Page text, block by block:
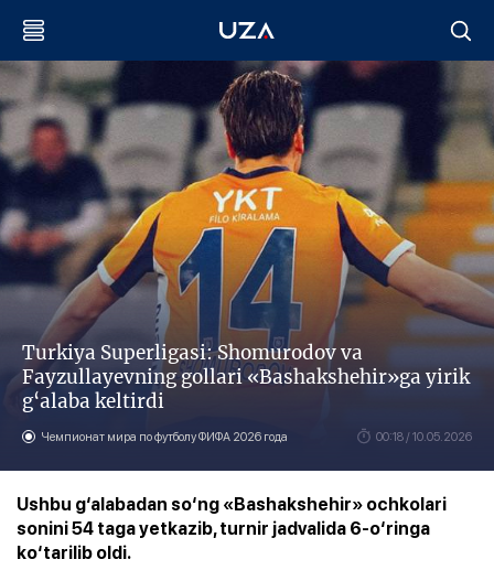
Тurkiya Superligasi: Shomurodov va
Fayzullayevning gollari «Bashakshehir»ga yirik
g‘alaba keltirdi
Чемпионат мира по футболу ФИФА 2026 года 00:18 / 10.05.2026
Ushbu g‘alabadan so‘ng «Bashakshehir» ochkolari
sonini 54 taga yetkazib, turnir jadvalida 6-o‘ringa
ko‘tarilib oldi.